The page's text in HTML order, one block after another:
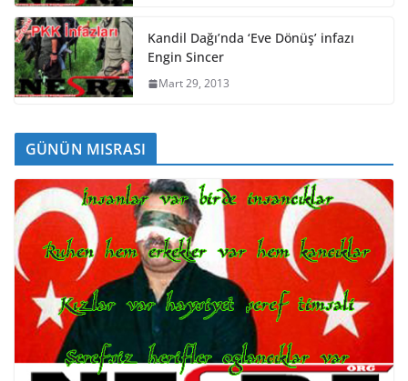
Kandil Dağı’nda ‘Eve Dönüş’ infazı
Engin Sincer
Mart 29, 2013
GÜNÜN MISRASI